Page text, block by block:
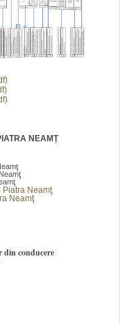
NEAMȚ
Neamţ
Neamţ
din conducere